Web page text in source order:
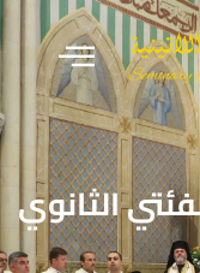
الثانوي